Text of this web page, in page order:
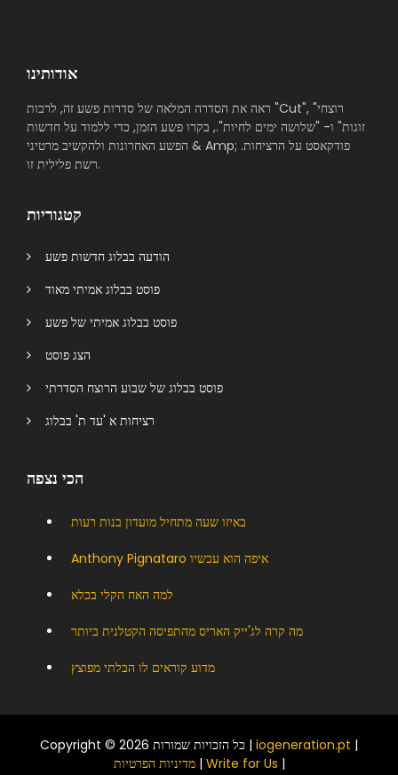
אודותינו
ראה את הסדרה המלאה של סדרות פשע זה, לרבות "Cut", "רוצחי
זוגות" ו- "שלושה ימים לחיות"., בקרו פשע הזמן, כדי ללמוד על חדשות
הפשע האחרונות ולהקשיב מרטיני & Amp; פודקאסט על הרציחות.
רשת פלילית זו.
קטגוריות
הודעה בבלוג חדשות פשע
פוסט בבלוג אמיתי מאוד
פוסט בבלוג אמיתי של פשע
הצג פוסט
פוסט בבלוג של שבוע הרוצח הסדרתי
רציחות א 'עד ת' בבלוג
הכי נצפה
באיזו שעה מתחיל מועדון בנות רעות
Anthony Pignataro איפה הוא עכשיו
למה האח הקלי בכלא
מה קרה לג'ייק האריס מהתפיסה הקטלנית ביותר
מדוע קוראים לו הבלתי מפוצץ
Copyright © 2026 כל הזכויות שמורות | iogeneration.pt |
מדיניות הפרטיות| Write for Us |